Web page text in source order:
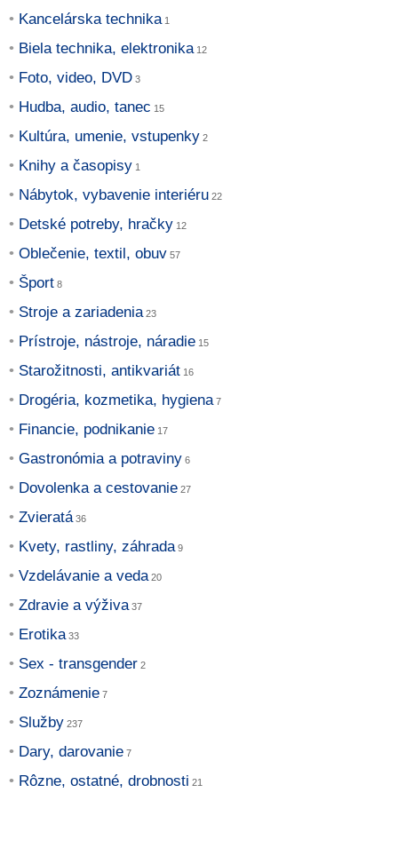
Kancelárska technika
Biela technika, elektronika
Foto, video, DVD
Hudba, audio, tanec
Kultúra, umenie, vstupenky
Knihy a časopisy
Nábytok, vybavenie interiéru
Detské potreby, hračky
Oblečenie, textil, obuv
Šport
Stroje a zariadenia
Prístroje, nástroje, náradie
Starožitnosti, antikvariát
Drogéria, kozmetika, hygiena
Financie, podnikanie
Gastronómia a potraviny
Dovolenka a cestovanie
Zvieratá
Kvety, rastliny, záhrada
Vzdelávanie a veda
Zdravie a výživa
Erotika
Sex - transgender
Zoznámenie
Služby
Dary, darovanie
Rôzne, ostatné, drobnosti